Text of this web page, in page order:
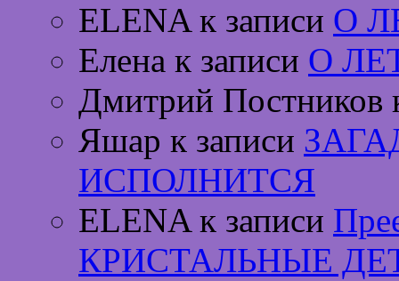
ELENA к записи О
Елена к записи О
Дмитрий Постников
Яшар к записи
ИСПОЛНИТСЯ
ELENA к записи
КРИСТАЛЬНЫЕ